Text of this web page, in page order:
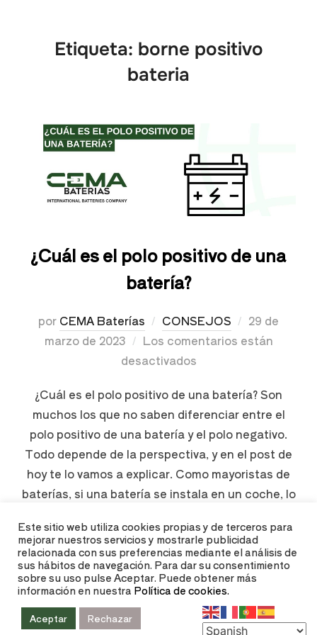
Etiqueta: borne positivo
bateria
¿Cuál es el polo positivo de una
batería?
por CEMA Baterías CONSEJOS
29 de
marzo de 2023
Los comentarios están
desactivados
¿Cuál es el polo positivo de una batería? Son
muchos los que no saben diferenciar entre el
polo positivo de una batería y el polo negativo.
Todo depende de la perspectiva, y en el post de
hoy te lo vamos a explicar. Como mayoristas de
baterías, si una batería se instala en un coche, lo
LEER MÁS
Este sitio web utiliza cookies propias y de terceros para
mejorar nuestros servicios y mostrarle publicidad
relacionada con sus preferencias mediante el análisis de
sus hábitos de navegación. Para dar su consentimiento
sobre su uso pulse Aceptar. Puede obtener más
información en nuestra Política de cookies.
Aceptar Rechazar